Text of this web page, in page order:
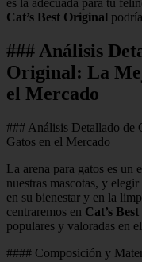
Cat’s Best Original
### Análisis
Original: La
el Mercado
### Análisis Detallado de
Gatos en el Mercado
La arena para gatos es un
nuestras mascotas, y
en su bienestar y en la
centraremos en Cat’s
populares y valoradas en
#### Composición y